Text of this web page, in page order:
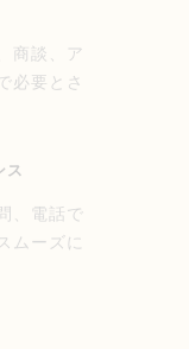
商談、ア
必要とさ
ス
、電話で
ムーズに